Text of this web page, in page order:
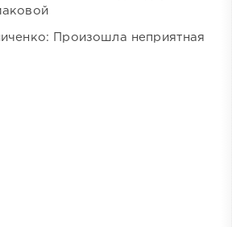
Произошла неприятная